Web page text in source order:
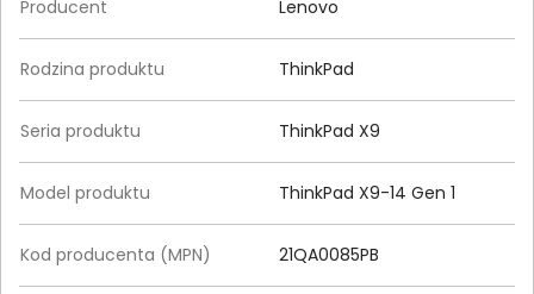
Producent Lenovo
Rodzina produktu ThinkPad
Seria produktu ThinkPad X9
Model produktu ThinkPad X9-14 Gen 1
Kod producenta (MPN) 21QA0085PB